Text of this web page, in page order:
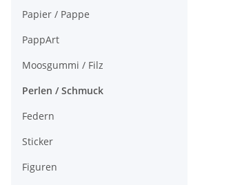
Papier / Pappe
PappArt
Moosgummi / Filz
Perlen / Schmuck
Federn
Sticker
Figuren